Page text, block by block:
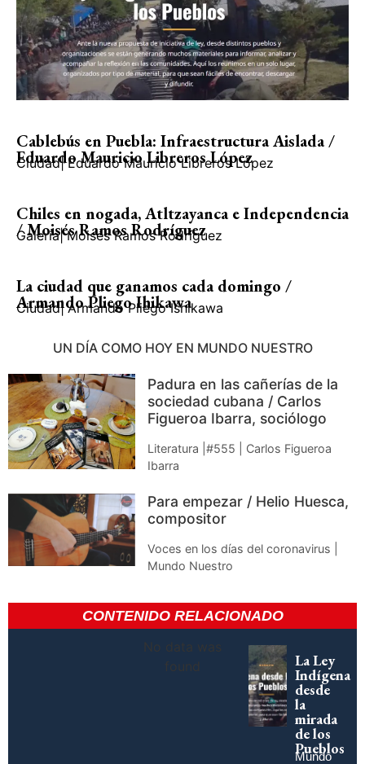
Cablebús en Puebla: Infraestructura Aislada /
Eduardo Mauricio Libreros López
Ciudad| Eduardo Mauricio Libreros López
Chiles en nogada, Atltzayanca e Independencia
/ Moisés Ramos Rodríguez
Galería| Moisés Ramos Rodríguez
La ciudad que ganamos cada domingo /
Armando Pliego Ihikawa
Ciudad| Armando Pliego Ishikawa
UN DÍA COMO HOY EN MUNDO NUESTRO
Padura en las cañerías de la
sociedad cubana / Carlos
Figueroa Ibarra, sociólogo
Literatura |#555 | Carlos Figueroa
Ibarra
Para empezar / Helio Huesca,
compositor
Voces en los días del coronavirus |
Mundo Nuestro
CONTENIDO RELACIONADO
No data was
found
La Ley
Indígena
desde
la
mirada
de los
Pueblos
Mundo